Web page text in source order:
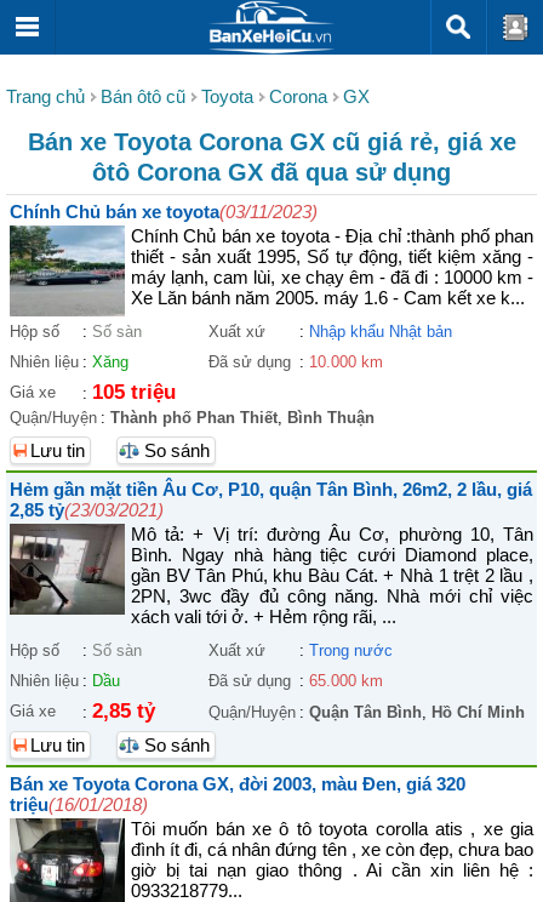
Trang chủ Bán ôtô cũ Toyota Corona GX
Bán xe Toyota Corona GX cũ giá rẻ, giá xe
ôtô Corona GX đã qua sử dụng
Chính Chủ bán xe toyota(03/11/2023)
Chính Chủ bán xe toyota - Địa chỉ :thành phố phan
thiết - sản xuất 1995, Số tự động, tiết kiệm xăng -
máy lạnh, cam lùi, xe chạy êm - đã đi : 10000 km -
Xe Lăn bánh năm 2005. máy 1.6 - Cam kết xe k...
Hộp số : Số sàn Xuất xứ : Nhập khẩu Nhật bản
Nhiên liệu : Xăng Đã sử dụng : 10.000 km
Giá xe
: 105 triệu
Quận/Huyện : Thành phố Phan Thiết, Bình Thuận
Lưu tin
So sánh
Hẻm gần mặt tiền Âu Cơ, P10, quận Tân Bình, 26m2, 2 lầu, giá
2,85 tỷ(23/03/2021)
Mô tả: + Vị trí: đường Âu Cơ, phường 10, Tân
Bình. Ngay nhà hàng tiệc cưới Diamond place,
gần BV Tân Phú, khu Bàu Cát. + Nhà 1 trệt 2 lầu ,
2PN, 3wc đầy đủ công năng. Nhà mới chỉ việc
xách vali tới ở. + Hẻm rộng rãi, ...
Hộp số : Số sàn Xuất xứ : Trong nước
Nhiên liệu : Dầu Đã sử dụng : 65.000 km
Giá xe
: 2,85 tỷ Quận/Huyện : Quận Tân Bình, Hồ Chí Minh
Lưu tin
So sánh
Bán xe Toyota Corona GX, đời 2003, màu Đen, giá 320
triệu(16/01/2018)
Tôi muốn bán xe ô tô toyota corolla atis , xe gia
đình ít đi, cá nhân đứng tên , xe còn đẹp, chưa bao
giờ bị tai nạn giao thông . Ai cần xin liên hệ :
0933218779...